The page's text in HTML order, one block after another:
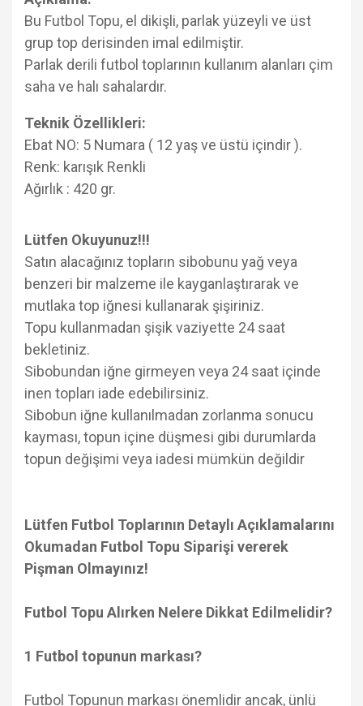
Bu Futbol Topu, el dikişli, parlak yüzeyli ve üst
grup top derisinden imal edilmiştir.
Parlak derili futbol toplarının kullanım alanları çim
saha ve halı sahalardır.
Teknik Özellikleri:
Ebat NO: 5 Numara ( 12 yaş ve üstü içindir ).
Renk: karışık Renkli
Ağırlık : 420 gr.
Lütfen Okuyunuz!!!
Satın alacağınız topların sibobunu yağ veya
benzeri bir malzeme ile kayganlaştırarak ve
mutlaka top iğnesi kullanarak şişiriniz.
Topu kullanmadan şişik vaziyette 24 saat
bekletiniz.
Sibobundan iğne girmeyen veya 24 saat içinde
inen topları iade edebilirsiniz.
Sibobun iğne kullanılmadan zorlanma sonucu
kayması, topun içine düşmesi gibi durumlarda
topun değişimi veya iadesi mümkün değildir
Lütfen Futbol Toplarının Detaylı Açıklamalarını
Okumadan Futbol Topu Siparişi vererek
Pişman Olmayınız!
Futbol Topu Alırken Nelere Dikkat Edilmelidir?
1 Futbol topunun markası?
Futbol Topunun markası önemlidir ancak, ünlü